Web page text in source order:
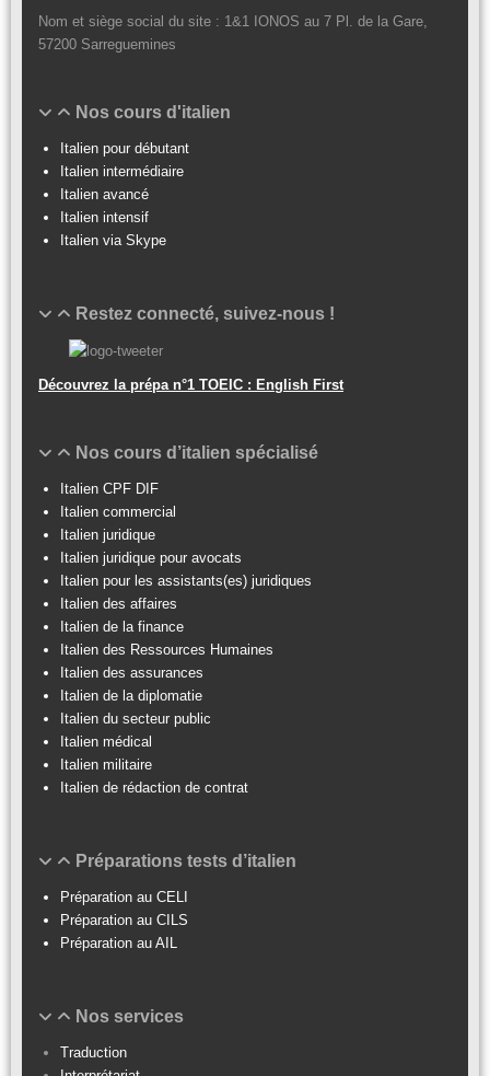
Nom et siège social du site : 1&1 IONOS au 7 Pl. de la Gare,
57200 Sarreguemines
Nos cours d'italien
Italien pour débutant
Italien intermédiaire
Italien avancé
Italien intensif
Italien via Skype
Restez connecté, suivez-nous !
Découvrez la prépa n°1 TOEIC : English First
Nos cours d’italien spécialisé
Italien CPF DIF
Italien commercial
Italien juridique
Italien juridique pour avocats
Italien pour les assistants(es) juridiques
Italien des affaires
Italien de la finance
Italien des Ressources Humaines
Italien des assurances
Italien de la diplomatie
Italien du secteur public
Italien médical
Italien militaire
Italien de rédaction de contrat
Préparations tests d’italien
Préparation au CELI
Préparation au CILS
Préparation au AIL
Nos services
Traduction